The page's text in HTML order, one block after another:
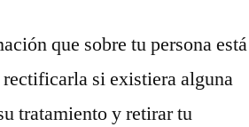
que sobre tu persona está
rectificarla si existiera alguna
tratamiento y retirar tu